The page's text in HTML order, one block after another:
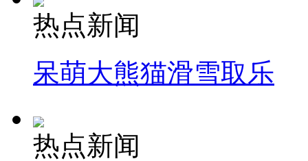
热点新闻
呆萌大熊猫滑雪取乐
热点新闻